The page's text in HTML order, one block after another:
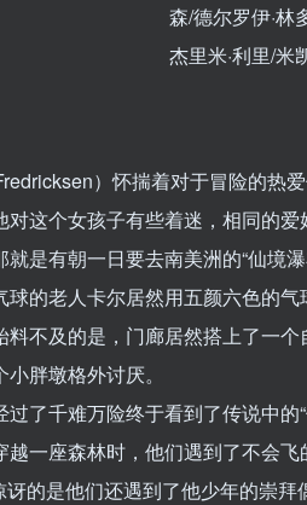
森/德尔罗伊·林
杰里米·利里/米
）怀揣着对于冒险的热
这个女孩子有些着迷，相同的爱
是有朝一日要去南美洲的“仙境
球的老人卡尔居然用五颜六色的
不及的是，门廊居然搭上了一
胖墩格外讨厌。
了千难万险终于看到了传说中
越一座森林时，他们遇到了不会
讶的是他们还遇到了他少年的崇